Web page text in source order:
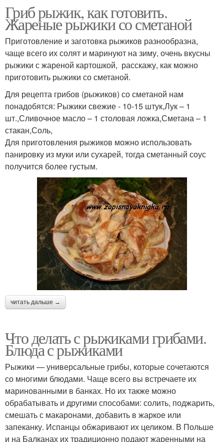
Гриб рыжик, как готовить.
Жареные рыжики со сметаной
Приготовление и заготовка рыжиков разнообразна,
чаще всего их солят и маринуют на зиму, очень вкусны
рыжики с жареной картошкой, расскажу, как можно
приготовить рыжики со сметаной.
Для рецепта грибов (рыжиков) со сметаной нам
понадобятся: Рыжики свежие - 10-15 штук,Лук – 1
шт.,Сливочное масло – 1 столовая ложка,Сметана – 1
стакан,Соль,
Для приготовления рыжиков можно использовать
панировку из муки или сухарей, тогда сметанный соус
получится более густым.
читать дальше →
Что делать с рыжиками грибами.
Блюда с рыжиками
Рыжики — универсальные грибы, которые сочетаются
со многими блюдами. Чаще всего вы встречаете их
маринованными в банках. Но их также можно
обрабатывать и другими способами: солить, поджарить,
смешать с макаронами, добавить в жаркое или
запеканку. Испанцы обжаривают их целиком. В Польше
и на Балканах их традиционно подают жаренными на